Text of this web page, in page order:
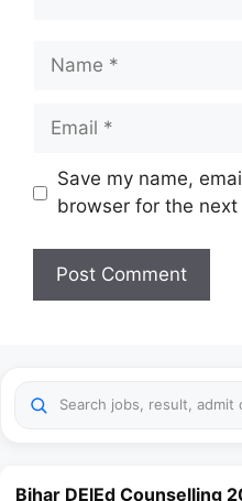
Name
Email
Website
Save my name,
browser for the
Bihar DElEd Counselling